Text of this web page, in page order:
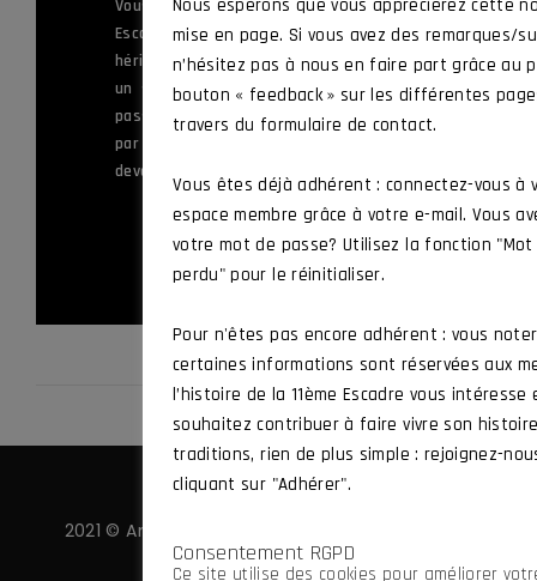
Vous servez ou avez appartenu à la 11
Escadre de Chasse, ou à l’une des unités
héritières de ses traditions, ou vous êtes
un sympathisant souhaitant mettre sa
passion au service des valeurs défendues
par l’Amicale et vous souhaitez en
devenir membre.
ADHÉRER
2021 © Amicale 11 ·
Mentions légales
Nous espérons que vous apprécierez cette
mise en page. Si vous avez des remarques/
n’hésitez pas à nous en faire part grâce au
bouton « feedback » sur les différentes
travers du formulaire de contact.
Vous êtes déjà adhérent : connectez-vous à
espace membre grâce à votre e-mail. Vous
votre mot de passe? Utilisez la fonction
perdu" pour le réinitialiser.
Pour n'êtes pas encore adhérent : vous
certaines informations sont réservées aux
l’histoire de la 11ème Escadre vous intéresse
souhaitez contribuer à faire vivre son
traditions, rien de plus simple : rejoignez-
cliquant sur "Adhérer".
Consentement RGPD
Ce site utilise des cookies pour améliorer